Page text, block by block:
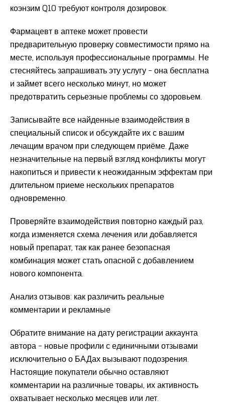
коэнзим Q10 требуют контроля дозировок.
Фармацевт в аптеке может провести
предварительную проверку совместимости прямо на
месте, используя профессиональные программы. Не
стесняйтесь запрашивать эту услугу – она бесплатна
и займет всего несколько минут, но может
предотвратить серьезные проблемы со здоровьем.
Записывайте все найденные взаимодействия в
специальный список и обсуждайте их с вашим
лечащим врачом при следующем приёме. Даже
незначительные на первый взгляд конфликты могут
накопиться и привести к неожиданным эффектам при
длительном приеме нескольких препаратов
одновременно.
Проверяйте взаимодействия повторно каждый раз,
когда изменяется схема лечения или добавляется
новый препарат, так как ранее безопасная
комбинация может стать опасной с добавлением
нового компонента.
Анализ отзывов: как различить реальные
комментарии и рекламные
Обратите внимание на дату регистрации аккаунта
автора – новые профили с единичными отзывами
исключительно о БАДах вызывают подозрения.
Настоящие покупатели обычно оставляют
комментарии на различные товары, их активность
охватывает несколько месяцев или лет.